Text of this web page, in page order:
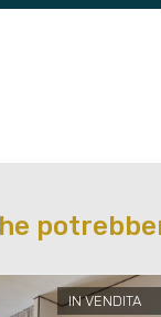
IN VENDITA